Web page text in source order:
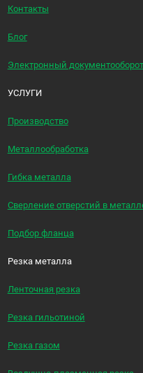
Контакты
Блог
Электронный документооборот
УСЛУГИ
Производство
Металлообработка
Гибка металла
Сверление отверстий в
Подбор фланца
Резка металла
Ленточная резка
Резка гильотиной
Резка газом